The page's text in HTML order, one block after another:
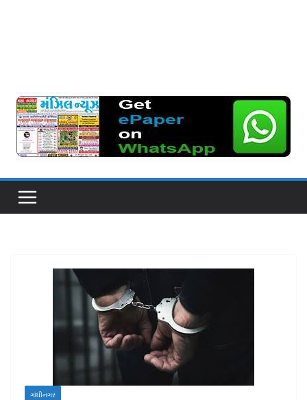
ગાંધીનગર